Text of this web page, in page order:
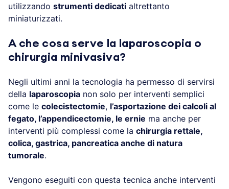
utilizzando strumenti dedicati altrettanto
miniaturizzati.
A che cosa serve la laparoscopia o
chirurgia minivasiva?
Negli ultimi anni la tecnologia ha permesso di servirsi
della laparoscopia non solo per interventi semplici
come le colecistectomie, l’asportazione dei calcoli al
fegato, l’appendicectomie, le ernie ma anche per
interventi più complessi come la chirurgia rettale,
colica, gastrica, pancreatica anche di natura
tumorale.
Vengono eseguiti con questa tecnica anche interventi